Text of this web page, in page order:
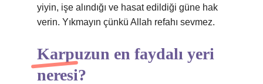
yiyin, işe alındığı ve hasat edildiği güne hak
verin. Yıkmayın çünkü Allah refahı sevmez.
Karpuzun en faydalı yeri
neresi?